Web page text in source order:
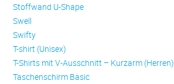
Stoffwand U-Shape
Swell
Swifty
T-shirt (Unisex)
T-Shirts mit V-Ausschnitt – Kurzarm (Herren)
Taschenschirm Basic